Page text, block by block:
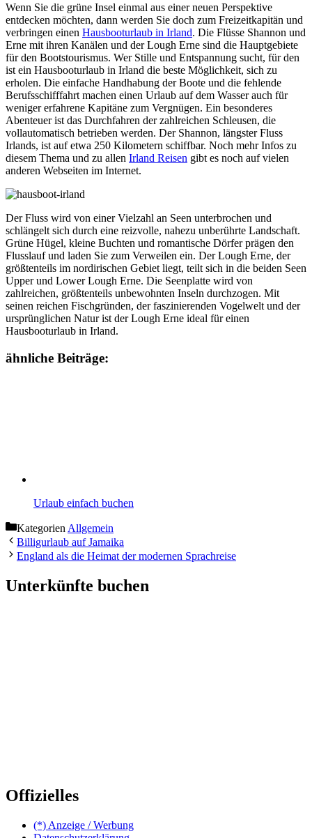
Wenn Sie die grüne Insel einmal aus einer neuen Perspektive
entdecken möchten, dann werden Sie doch zum Freizeitkapitän und
verbringen einen Hausbooturlaub in Irland. Die Flüsse Shannon und
Erne mit ihren Kanälen und der Lough Erne sind die Hauptgebiete
für den Bootstourismus. Wer Stille und Entspannung sucht, für den
ist ein Hausbooturlaub in Irland die beste Möglichkeit, sich zu
erholen. Die einfache Handhabung der Boote und die fehlende
Berufsschifffahrt machen einen Urlaub auf dem Wasser auch für
weniger erfahrene Kapitäne zum Vergnügen. Ein besonderes
Abenteuer ist das Durchfahren der zahlreichen Schleusen, die
vollautomatisch betrieben werden. Der Shannon, längster Fluss
Irlands, ist auf etwa 250 Kilometern schiffbar. Noch mehr Infos zu
diesem Thema und zu allen Irland Reisen gibt es noch auf vielen
anderen Webseiten im Internet.
Der Fluss wird von einer Vielzahl an Seen unterbrochen und
schlängelt sich durch eine reizvolle, nahezu unberührte Landschaft.
Grüne Hügel, kleine Buchten und romantische Dörfer prägen den
Flusslauf und laden Sie zum Verweilen ein. Der Lough Erne, der
größtenteils im nordirischen Gebiet liegt, teilt sich in die beiden Seen
Upper und Lower Lough Erne. Die Seenplatte wird von
zahlreichen, größtenteils unbewohnten Inseln durchzogen. Mit
seinen reichen Fischgründen, der faszinierenden Vogelwelt und der
ursprünglichen Natur ist der Lough Erne ideal für einen
Hausbooturlaub in Irland.
ähnliche Beiträge:
Urlaub einfach buchen
Kategorien Allgemein
Billigurlaub auf Jamaika
England als die Heimat der modernen Sprachreise
Unterkünfte buchen
Offizielles
(*) Anzeige / Werbung